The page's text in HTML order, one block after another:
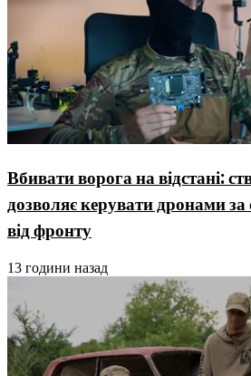
Вбивати ворога на відстані:
дозволяє керувати дронами за
від фронту
13 години назад